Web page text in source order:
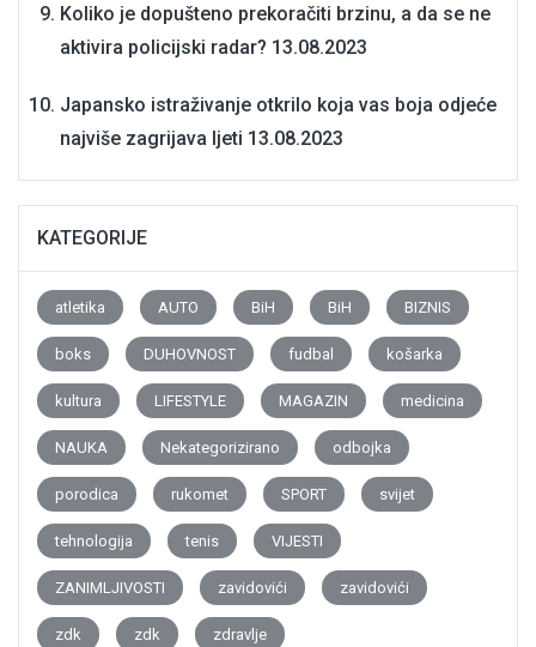
Koliko je dopušteno prekoračiti brzinu, a da se ne
aktivira policijski radar? 13.08.2023
Japansko istraživanje otkrilo koja vas boja odjeće
najviše zagrijava ljeti 13.08.2023
KATEGORIJE
atletika AUTO BiH BiH BIZNIS
boks DUHOVNOST fudbal košarka
kultura LIFESTYLE MAGAZIN medicina
NAUKA Nekategorizirano odbojka
porodica rukomet SPORT svijet
tehnologija tenis VIJESTI
ZANIMLJIVOSTI zavidovići zavidovići
zdk zdk zdravlje